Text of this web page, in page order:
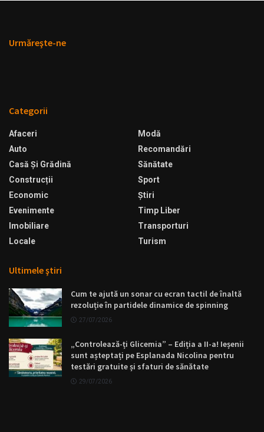
Urmăreşte-ne
Categorii
Afaceri
Auto
Casă Şi Grădină
Construcții
Economic
Evenimente
Imobiliare
Locale
Modă
Recomandări
Sănătate
Sport
Ştiri
Timp Liber
Transporturi
Turism
Ultimele ştiri
Cum te ajută un sonar cu ecran tactil de înaltă
rezoluție în partidele dinamice de spinning
27/07/2026
„Controlează-ți Glicemia” – Ediția a II-a! Ieșenii
sunt așteptați pe Esplanada Nicolina pentru
testări gratuite și sfaturi de sănătate
29/07/2026